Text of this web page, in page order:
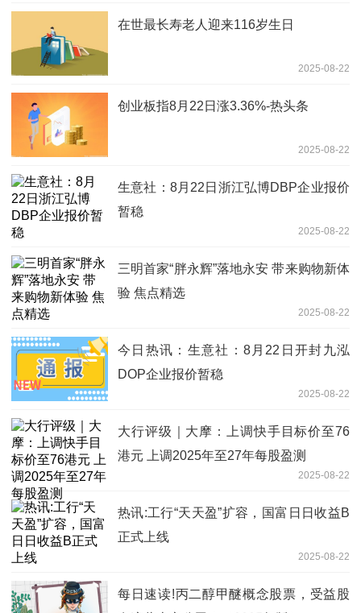
在世最长寿老人迎来116岁生日
2025-08-22
创业板指8月22日涨3.36%-热头条
2025-08-22
生意社：8月22日浙江弘博DBP企业报价
暂稳
2025-08-22
三明首家“胖永辉”落地永安 带来购物新体
验 焦点精选
2025-08-22
今日热讯：生意社：8月22日开封九泓
DOP企业报价暂稳
2025-08-22
大行评级｜大摩：上调快手目标价至76
港元 上调2025年至27年每股盈测
2025-08-22
热讯:工行“天天盈”扩容，国富日日收益B
正式上线
2025-08-22
每日速读!丙二醇甲醚概念股票，受益股